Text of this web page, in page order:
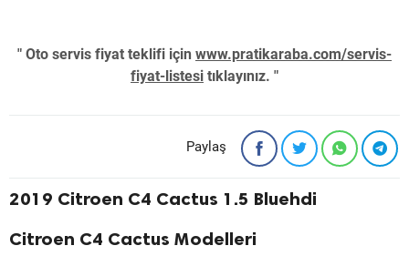
" Oto servis fiyat teklifi için www.pratikaraba.com/servis-
fiyat-listesi tıklayınız. "
Paylaş
2019 Citroen C4 Cactus 1.5 Bluehdi
Citroen C4 Cactus Modelleri